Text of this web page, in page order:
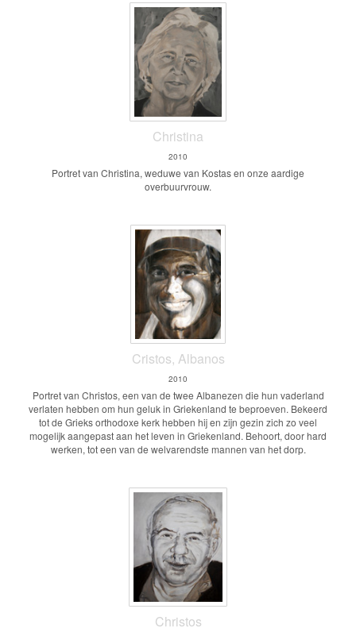
Christina
2010
Portret van Christina, weduwe van Kostas en onze aardige
overbuurvrouw.
Cristos, Albanos
2010
Portret van Christos, een van de twee Albanezen die hun vaderland
verlaten hebben om hun geluk in Griekenland te beproeven. Bekeerd
tot de Grieks orthodoxe kerk hebben hij en zijn gezin zich zo veel
mogelijk aangepast aan het leven in Griekenland. Behoort, door hard
werken, tot een van de welvarendste mannen van het dorp.
Christos